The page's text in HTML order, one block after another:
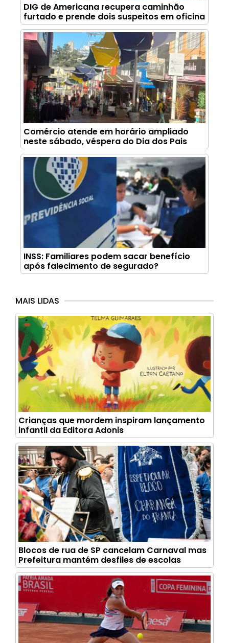
DIG de Americana recupera caminhão
furtado e prende dois suspeitos em oficina
Comércio atende em horário ampliado
neste sábado, véspera do Dia dos Pais
INSS: Familiares podem sacar benefício
após falecimento de segurado?
MAIS LIDAS
Crianças que mordem inspiram lançamento
infantil da Editora Adonis
Blocos de rua de SP cancelam Carnaval mas
Prefeitura mantém desfiles de escolas